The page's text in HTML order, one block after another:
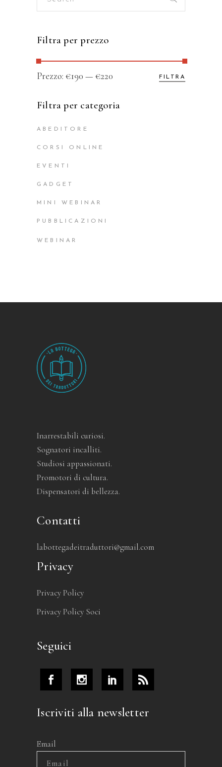
Filtra per prezzo
Prezzo
Prezzo
FILTRA
Prezzo: €190 — €220
Filtra per categoria
ABEDITORE
CORSI ONLINE
EVENTI
GADGET
MINI WEBINAR
PUBBLICAZIONI
WEBINAR
Inarrestabili curiosi.
Sognatori incalliti.
Studiosi appassionati.
Promotori di cultura.
Dispensatori di bellezza.
Contatti
labottegadeitraduttori@gmail.com
Privacy
Privacy Policy
Privacy Policy Soci
Seguici
Iscriviti alla newsletter
Email